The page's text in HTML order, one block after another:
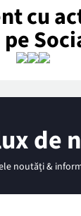
cu
de
noutăți &